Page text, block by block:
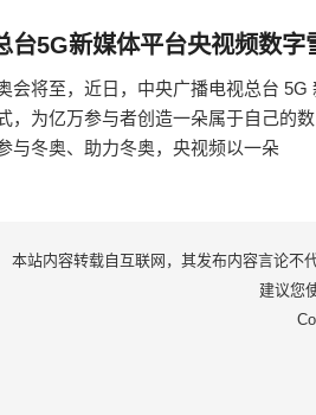
台5G新媒体平台央视频数字
会将至，近日，中央广播电视总台
，为亿万参与者创造一朵属于自己的
与冬奥、助力冬奥，央视频以一朵
本站内容转载自互联网，其发布内容言论不
建议您